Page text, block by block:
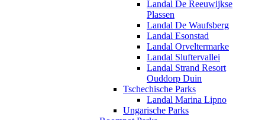
Landal De Reeuwijkse
Plassen
Landal De Waufsberg
Landal Esonstad
Landal Orveltermarke
Landal Sluftervallei
Landal Strand Resort
Ouddorp Duin
Tschechische Parks
Landal Marina Lipno
Ungarische Parks